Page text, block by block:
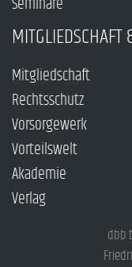
MITGLIEDSCHAFT
Mitgliedschaft
Rechtsschutz
Vorsorgewerk
Vorteilswelt
Akademie
Verlag
dbb